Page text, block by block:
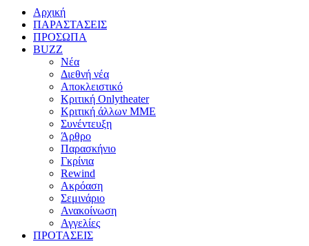
Αρχική
ΠΑΡΑΣΤΑΣΕΙΣ
ΠΡΟΣΩΠΑ
BUZZ
Νέα
Διεθνή νέα
Αποκλειστικό
Κριτική Onlytheater
Κριτική άλλων ΜΜΕ
Συνέντευξη
Άρθρο
Παρασκήνιο
Γκρίνια
Rewind
Ακρόαση
Σεμινάριο
Ανακοίνωση
Αγγελίες
ΠΡΟΤΑΣΕΙΣ